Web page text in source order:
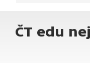
ČT edu